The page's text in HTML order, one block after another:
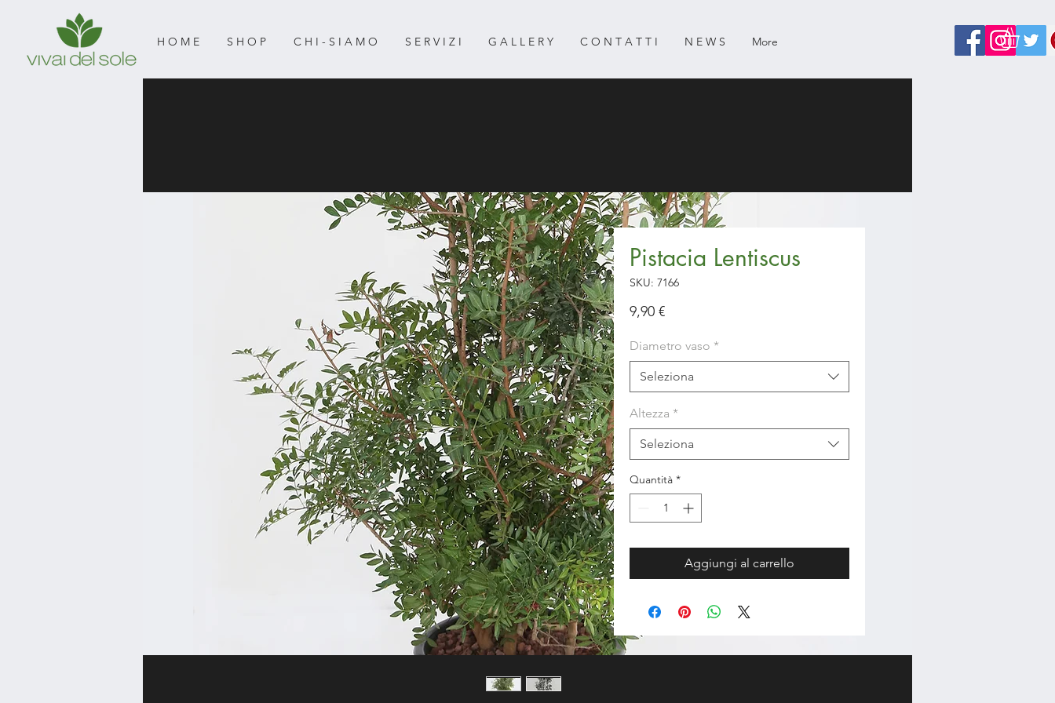
H O M E S H O P C H I - S I A M O S E R V I Z I G A L L E R Y C O N T A T T I N E W S More
Pistacia Lentiscus
SKU: 7166
9,90 €Prezzo
Diametro vaso *
Seleziona
Altezza *
Seleziona
Quantità *
Aggiungi al carrello